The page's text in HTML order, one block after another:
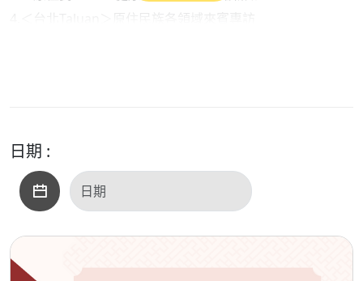
3.原住民.com（生活資訊）：退休後生活不應該再焦慮
●本集歌單：
＜開場白＞：如在天堂
＜單元一＞：原綻臺北、猴子的果園、萬山岩雕
＜單元二＞：Minokay回家
＜單元三＞：好好呼吸、山中的生活、剩下的放口袋
日期 :